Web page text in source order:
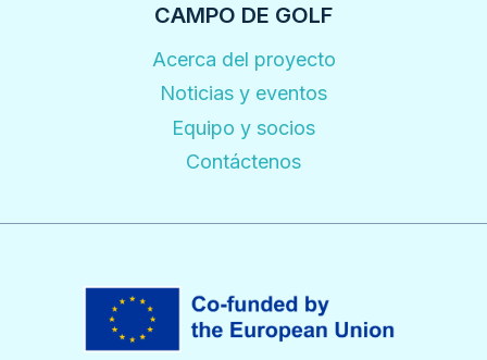
CAMPO DE GOLF
Acerca del proyecto
Noticias y eventos
Equipo y socios
Contáctenos